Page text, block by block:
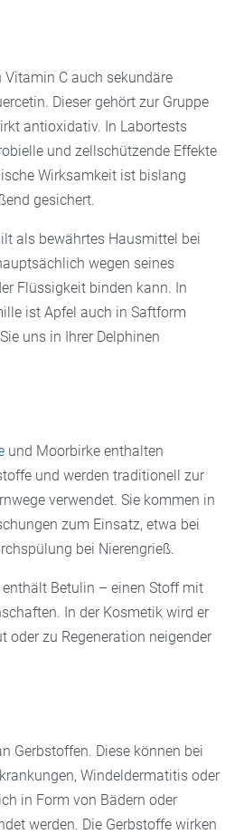
C auch sekundäre
Dieser gehört zur Gruppe
antioxidativ. In Labortests
und zellschützende Effekte
Wirksamkeit ist bislang
gesichert.
als bewährtes Hausmittel bei
wegen seines
Flüssigkeit binden kann. In
ist Apfel auch in Saftform
uns in Ihrer Delphinen
und Moorbirke enthalten
und werden traditionell zur
verwendet. Sie kommen in
zum Einsatz, etwa bei
bei Nierengrieß.
enthält Betulin – einen Stoff mit
In der Kosmetik wird er
oder zu Regeneration neigender
Gerbstoffen. Diese können bei
Windeldermatitis oder
in Form von Bädern oder
werden. Die Gerbstoffe wirken